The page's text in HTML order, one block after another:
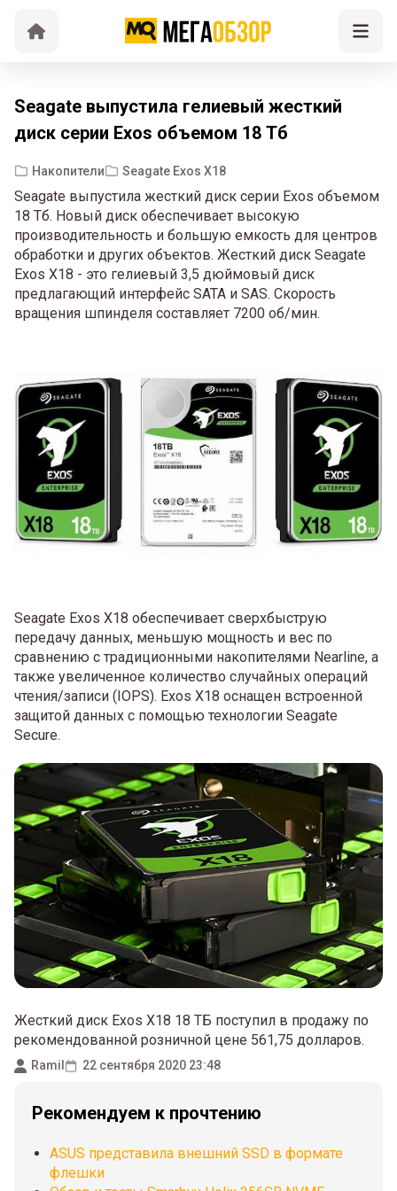
Seagate выпустила гелиевый жесткий
диск серии Exos объемом 18 Тб
Накопители Seagate Exos X18
Seagate выпустила жесткий диск серии Exos объемом
18 Тб. Новый диск обеспечивает высокую
производительность и большую емкость для центров
обработки и других объектов. Жесткий диск Seagate
Exos X18 - это гелиевый 3,5 дюймовый диск
предлагающий интерфейс SATA и SAS. Скорость
вращения шпинделя составляет 7200 об/мин.
Seagate Exos X18 обеспечивает сверхбыструю
передачу данных, меньшую мощность и вес по
сравнению с традиционными накопителями Nearline, а
также увеличенное количество случайных операций
чтения/записи (IOPS). Exos X18 оснащен встроенной
защитой данных с помощью технологии Seagate
Secure.
Жесткий диск Exos X18 18 ТБ поступил в продажу по
рекомендованной розничной цене 561,75 долларов.
Ramil 22 сентября 2020 23:48
Рекомендуем к прочтению
ASUS представила внешний SSD в формате
флешки